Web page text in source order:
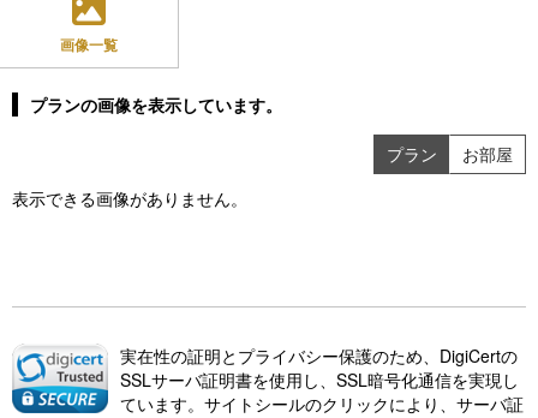
画像一覧
プランの画像を表示しています。
プラン
お部屋
表示できる画像がありません。
実在性の証明とプライバシー保護のため、DigiCertの
SSLサーバ証明書を使用し、SSL暗号化通信を実現し
ています。サイトシールのクリックにより、サーバ証